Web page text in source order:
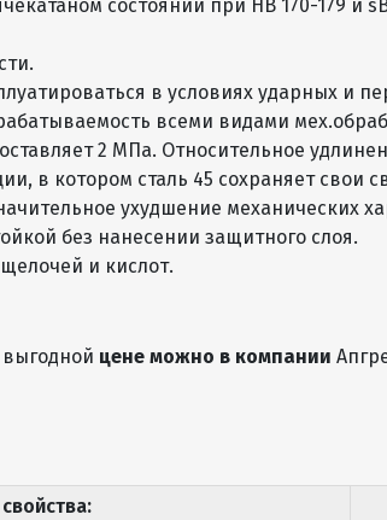
600 - 1500 Х
1420 - 6000
15,70
600 - 1500 Х
1420 - 6000
17,27
600 - 1500 Х
1420 - 6000
состоянии при НВ 170-179 и
в условиях ударных и
всеми видами
2 МПа. Относительное
в котором сталь 45 сохраняет свои
ухудшение механических
без нанесении защитного слоя.
и кислот.
выгодной цене можно в компании